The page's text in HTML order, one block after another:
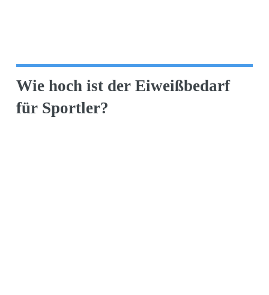
Wie hoch ist der Eiweißbedarf
für Sportler?